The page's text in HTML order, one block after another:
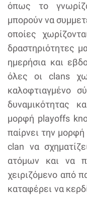
όπως το
μπορούν να
οποίες
δραστηριότητες
ημερήσια και
όλες οι clans
καλοφτιαγμένο
δυναμικότητας
μορφή playoffs
παίρνει την
clan να
ατόμων και να
χειριζόμενο από
καταφέρει να